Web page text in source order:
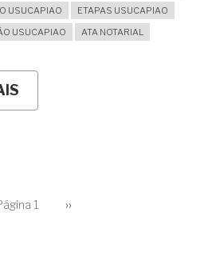
USUCAPIAO
ETAPAS USUCAPIAO
USUCAPIAO
ATA NOTARIAL
COMO
DA
1
Próxima
››